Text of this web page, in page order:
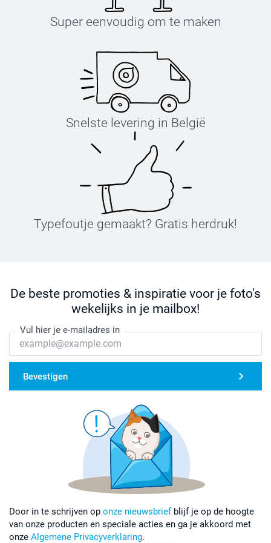
44,5 cm
16 cm
S
70 cm
49,5 cm
71,5 cm
L
XL
76 cm
58,5 cm
19,5 cm
XXL
77,2 cm
61,5 cm
Super eenvoudig om te maken
Snelste levering in België
Typefoutje gemaakt? Gratis herdruk!
De beste promoties & inspiratie voor je foto's
wekelijks in je mailbox!
Vul hier je e-mailadres in
Bevestigen
Door in te schrijven op onze nieuwsbriefblijf je op de hoogte
van onze producten en speciale acties en ga je akkoord met
onze Algemene Privacyverklaring.